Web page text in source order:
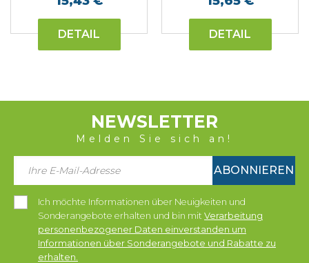
DETAIL DETAIL
NEWSLETTER
Melden Sie sich an!
ABONNIEREN
Ich möchte Informationen über Neuigkeiten und
Sonderangebote erhalten und bin mit Verarbeitung
personenbezogener Daten einverstanden um
Informationen über Sonderangebote und Rabatte zu
erhalten.